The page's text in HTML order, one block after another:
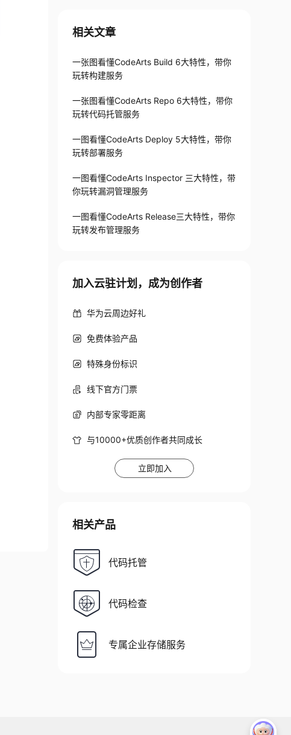
相关文章
一张图看懂CodeArts Build 6大特性，带你
玩转构建服务
一张图看懂CodeArts Repo 6大特性，带你
玩转代码托管服务
一图看懂CodeArts Deploy 5大特性，带你
玩转部署服务
一图看懂CodeArts Inspector 三大特性，带
你玩转漏洞管理服务
一图看懂CodeArts Release三大特性，带你
玩转发布管理服务
加入云驻计划，成为创作者
华为云周边好礼
免费体验产品
特殊身份标识
线下官方门票
内部专家零距离
与10000+优质创作者共同成长
立即加入
相关产品
代码托管
代码检查
专属企业存储服务